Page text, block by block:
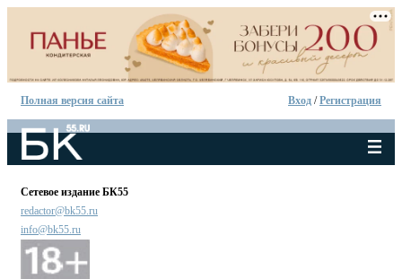
Полная версия сайта Вход /Регистрация
Сетевое издание БК55
redactor@bk55.ru
info@bk55.ru